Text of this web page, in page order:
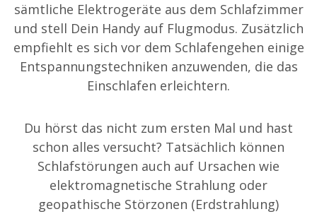
sämtliche Elektrogeräte aus dem Schlafzimmer
und stell Dein Handy auf Flugmodus. Zusätzlich
empfiehlt es sich vor dem Schlafengehen einige
Entspannungstechniken anzuwenden, die das
Einschlafen erleichtern.
Du hörst das nicht zum ersten Mal und hast
schon alles versucht? Tatsächlich können
Schlafstörungen auch auf Ursachen wie
elektromagnetische Strahlung oder
geopathische Störzonen (Erdstrahlung)